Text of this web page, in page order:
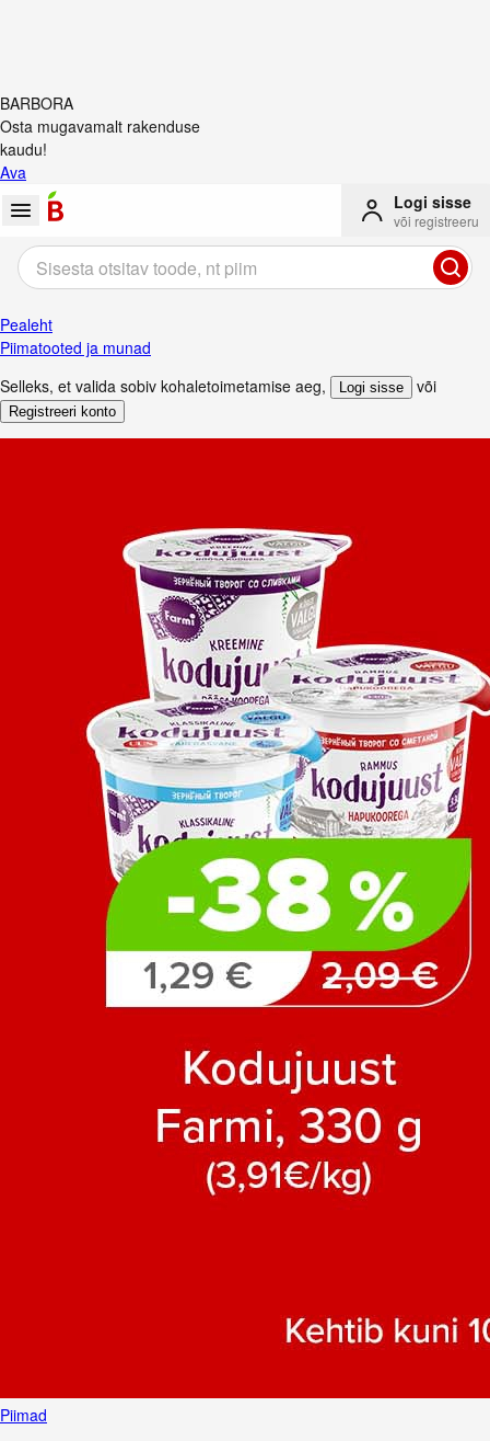
BARBORA
Osta mugavamalt rakenduse
kaudu!
Ava
Logi sisse
või registreeru
Pealeht
Piimatooted ja munad
Selleks, et valida sobiv kohaletoimetamise aeg, Logi sisse või
Registreeri konto
Piimad